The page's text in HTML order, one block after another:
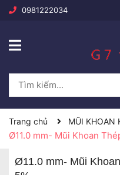
0981222034
Trang chủ MŨI KHOAN
Ø11.0 mm- Mũi Khoan
Ø11.0 mm- Mũi